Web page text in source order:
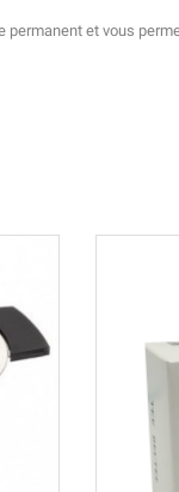
permanent et vous